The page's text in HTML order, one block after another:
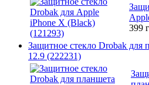
399
Защитное стекло Drobak для
12.9 (222231)